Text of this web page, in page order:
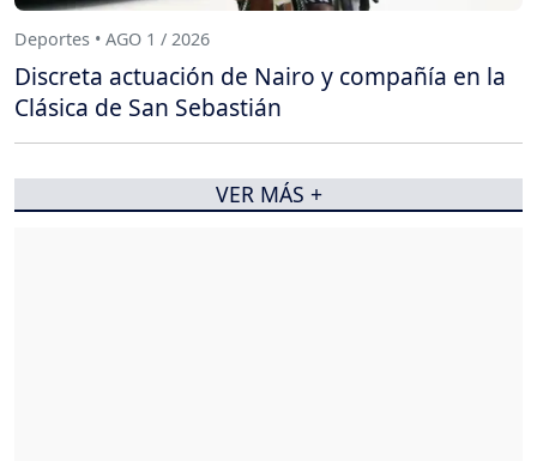
Deportes • AGO 1 / 2026
Discreta actuación de Nairo y compañía en la
Clásica de San Sebastián
VER MÁS +